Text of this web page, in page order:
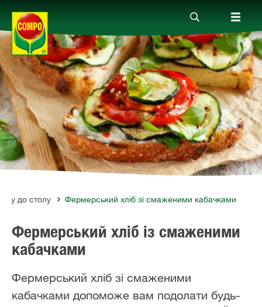
Продукти
Гайд
Компанія
Зв'язок
до столу Фермерський хліб зі смаженими кабачками
Фермерський хліб із смаженими
кабачками
Фермерський хліб зі смаженими
кабачками допоможе вам подолати будь-